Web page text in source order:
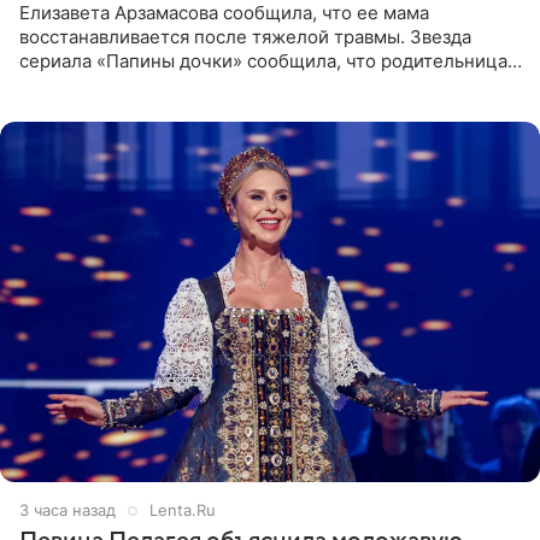
Елизавета Арзамасова сообщила, что ее мама
восстанавливается после тяжелой травмы. Звезда
сериала «Папины дочки» сообщила, что родительница
3 часа назад Lenta.Ru